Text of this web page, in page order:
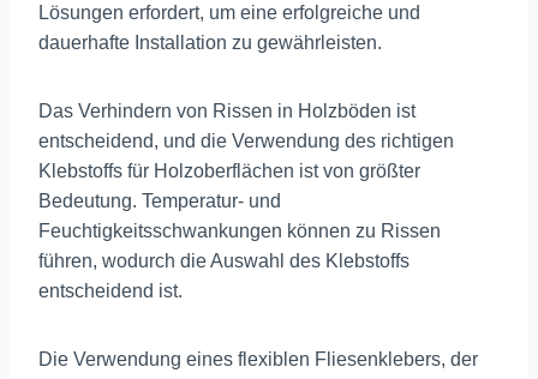
Lösungen erfordert, um eine erfolgreiche und
dauerhafte Installation zu gewährleisten.
Das Verhindern von Rissen in Holzböden ist
entscheidend, und die Verwendung des richtigen
Klebstoffs für Holzoberflächen ist von größter
Bedeutung. Temperatur- und
Feuchtigkeitsschwankungen können zu Rissen
führen, wodurch die Auswahl des Klebstoffs
entscheidend ist.
Die Verwendung eines flexiblen Fliesenklebers, der